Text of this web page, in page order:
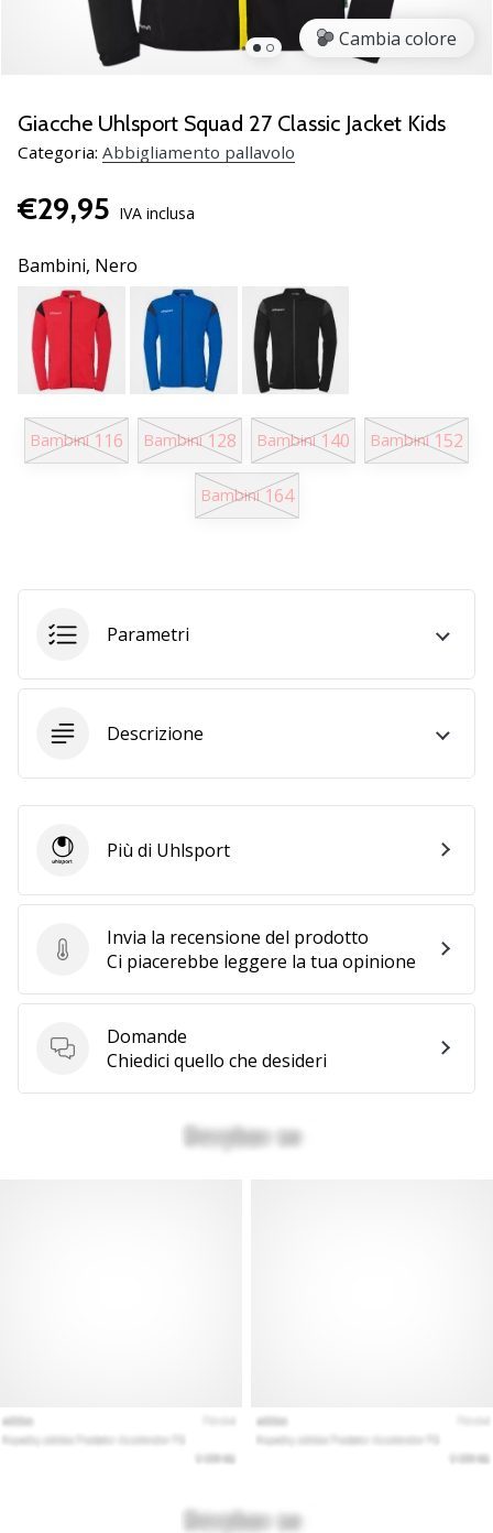
ambassador
Weplayvolleyball
un
fanatico
della
come
Unisciti
noi
come
marchio
Ambassador.
11. 8. 2022
Tempo di lettura: 2 min.
program
Hai
sito
personale,
blog,
Facebook
un
forum
online?
generino
profitto.
Unisciti
Cambia colore
Giacche Uhlsport Squad 27 Classic Jacket Kids
Categoria: Abbigliamento pallavolo
€29,95 IVA inclusa
Bambini, Nero
Bambini 116 Bambini 128 Bambini 140 Bambini 152
Bambini 164
Parametri
Descrizione
Invia la recensione del prodotto
Invia la recensione del prodotto
Ci piacerebbe leggere la tua opinione
Domande
Domande
Chiedici quello che desideri
UhlsportPiù di Uhlsport